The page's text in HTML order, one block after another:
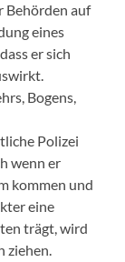
Behörden auf
eines
er sich
Bogens,
Polizei
wenn er
kommen und
eine
trägt, wird
ziehen.